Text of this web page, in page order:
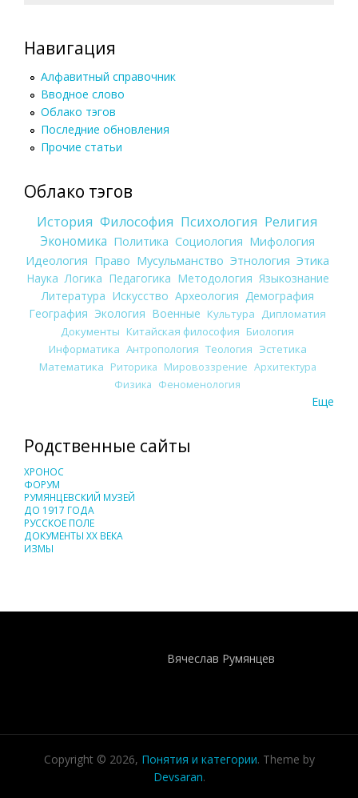
Навигация
Алфавитный справочник
Вводное слово
Облако тэгов
Последние обновления
Прочие статьи
Облако тэгов
История Философия Психология Религия
Экономика Политика Социология Мифология
Идеология Право Мусульманство Этнология Этика
Наука Логика Педагогика Методология Языкознание
Литература Искусство Археология Демография
География Экология Военные Культура
Дипломатия
Документы Китайская философия Биология
Информатика Антропология Теология Эстетика
Математика Риторика Мировоззрение Архитектура
Физика Феноменология
Еще
Родственные сайты
ХРОНОС
ФОРУМ
РУМЯНЦЕВСКИЙ МУЗЕЙ
ДО 1917 ГОДА
РУССКОЕ ПОЛЕ
ДОКУМЕНТЫ XX ВЕКА
ИЗМЫ
Вячеслав Румянцев
Copyright © 2026, Понятия и категории. Theme by
Devsaran.